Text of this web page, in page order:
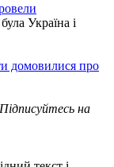
Україна і
домовилися про
на